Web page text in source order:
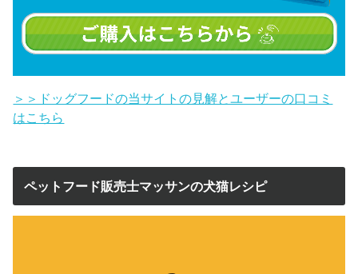
＞＞ドッグフードの当サイトの見解とユーザーの口コミ
はこちら
ペットフード販売士マッサンの犬猫レシピ